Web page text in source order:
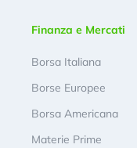
Finanza e Mercati
Borsa Italiana
Borse Europee
Borsa Americana
Materie Prime